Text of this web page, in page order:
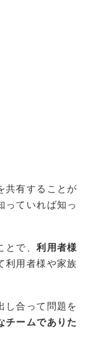
共有することが
っていれば知っ
とで、利用者様
利用者様や家族
し合って問題を
チームでありた